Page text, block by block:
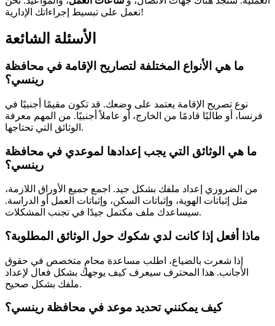
نعمل على تبسيط إجراءاتك الإدارية!
الأسئلة الشائعة
ما هي الأنواع المختلفة لتصاريح الإقامة في محافظة
رينسي؟
نوع تصريح الإقامة يعتمد على وضعك. قد تكون مقيمًا أجنبيًا في
فرنسا، أو طالبًا قادمًا من الخارج، أو عاملاً أجنبيًا. من المهم معرفة
الوثائق التي تحتاجها.
ما هي الوثائق التي يجب إعدادها لموعدي في محافظة
رينسي؟
من الضروري إعداد ملفك بشكل جيد. اجمع جميع الأوراق اللازمة،
مثل إثباتات الهوية، وإثباتات السكن، وإثباتات العمل أو الدراسة.
سيساعدك ملف مكتمل جيدًا في تجنب المشكلات.
ماذا أفعل إذا كانت لدي شكوك حول الوثائق المطلوبة؟
إذا شعرت بالضياع، اطلب مساعدة محامٍ متخصص في حقوق
الأجانب. هذا المحترف سيعرف كيف يوجهك بشكل فعال لإعداد
ملفك بشكل صحيح.
كيف يمكنني تحديد موعد في محافظة رينسي؟